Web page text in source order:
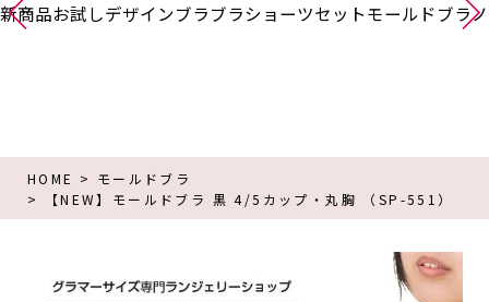
新商品お試しデザインブラブラショーツセットモールドブラ
HOME
モールドブラ
【NEW】モールドブラ 黒 4/5カップ・丸胸 （SP-551）